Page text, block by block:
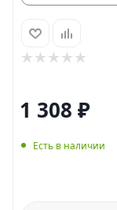
1 308 ₽
Есть в наличии